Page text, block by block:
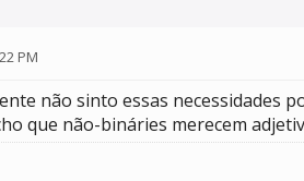
PM
não sinto essas necessidades
que não-bináries merecem